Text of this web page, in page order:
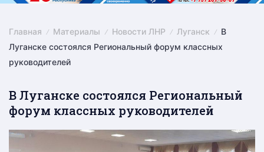
Главная Материалы Новости ЛНР Луганск
В
Луганске состоялся Региональный форум классных
руководителей
В Луганске состоялся Региональный
форум классных руководителей